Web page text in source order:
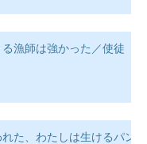
漁師は強かった／使徒
た、わたしは生けるパン